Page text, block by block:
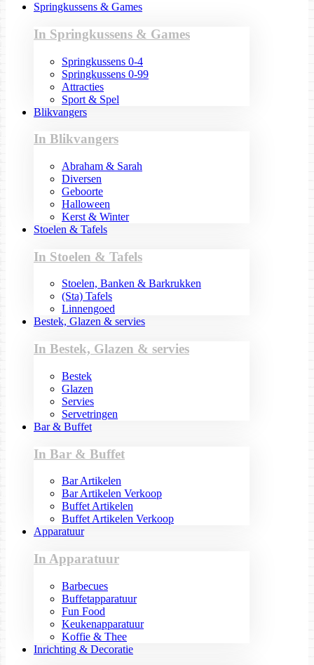
Springkussens & Games
In Springkussens & Games
Springkussens 0-4
Springkussens 0-99
Attracties
Sport & Spel
Blikvangers
In Blikvangers
Abraham & Sarah
Diversen
Geboorte
Halloween
Kerst & Winter
Stoelen & Tafels
In Stoelen & Tafels
Stoelen, Banken & Barkrukken
(Sta) Tafels
Linnengoed
Bestek, Glazen & servies
In Bestek, Glazen & servies
Bestek
Glazen
Servies
Servetringen
Bar & Buffet
In Bar & Buffet
Bar Artikelen
Bar Artikelen Verkoop
Buffet Artikelen
Buffet Artikelen Verkoop
Apparatuur
In Apparatuur
Barbecues
Buffetapparatuur
Fun Food
Keukenapparatuur
Koffie & Thee
Inrichting & Decoratie